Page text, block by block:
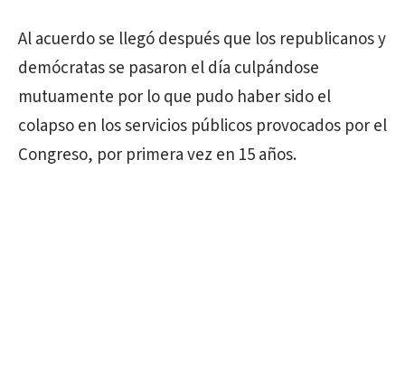
Al acuerdo se llegó después que los republicanos y
demócratas se pasaron el día culpándose
mutuamente por lo que pudo haber sido el
colapso en los servicios públicos provocados por el
Congreso, por primera vez en 15 años.